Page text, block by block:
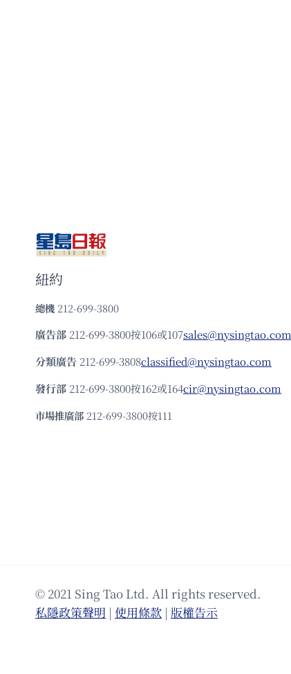
紐約
總機 212-699-3800
廣告部 212-699-3800按106或107sales@nysingtao.com
分類廣告 212-699-3808classified@nysingtao.com
發⾏部 212-699-3800按162或164cir@nysingtao.com
市場推廣部 212-699-3800按111
© 2021 Sing Tao Ltd. All rights reserved.
私隱政策聲明 | 使⽤條款 | 版權告⽰